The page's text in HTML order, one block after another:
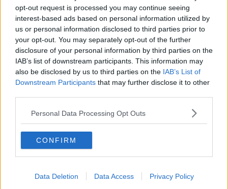
opt-out request is processed you may continue seeing
interest-based ads based on personal information utilized by
us or personal information disclosed to third parties prior to
your opt-out. You may separately opt-out of the further
disclosure of your personal information by third parties on the
IAB’s list of downstream participants. This information may
also be disclosed by us to third parties on the IAB’s List of
Downstream Participants that may further disclose it to other
Personal Data Processing Opt Outs
CONFIRM
Data Deletion Data Access Privacy Policy
Diseducazione televisiva e inerzia della politica
Foto storica
Esequie solenni
Nostalgia del sangue blu
Teste calde
Non avere e non essere
Armiamoci e... avviatevi
Da Capodanno a Carnevale
Sor-riso amaro
Fine anno al ristorante
La festa di Capodanno
Natale 2024
Re e regnanti
A noi interessa il dito non la luna
Una performance
Il compagno